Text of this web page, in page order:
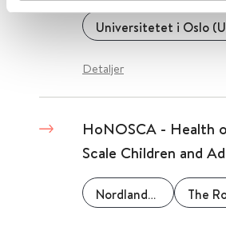
Detaljer
HoNOSCA - Health
Scale Children and
Nordlandssykehuset